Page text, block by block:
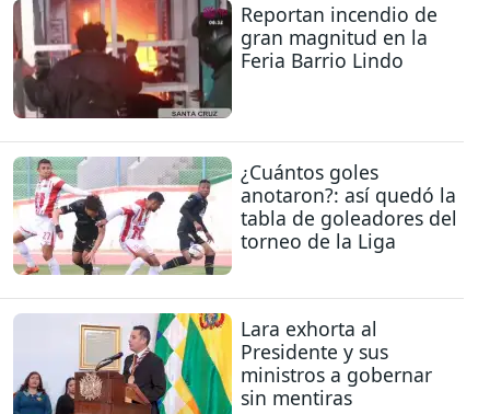
Reportan incendio de
gran magnitud en la
Feria Barrio Lindo
¿Cuántos goles
anotaron?: así quedó la
tabla de goleadores del
torneo de la Liga
Lara exhorta al
Presidente y sus
ministros a gobernar
sin mentiras